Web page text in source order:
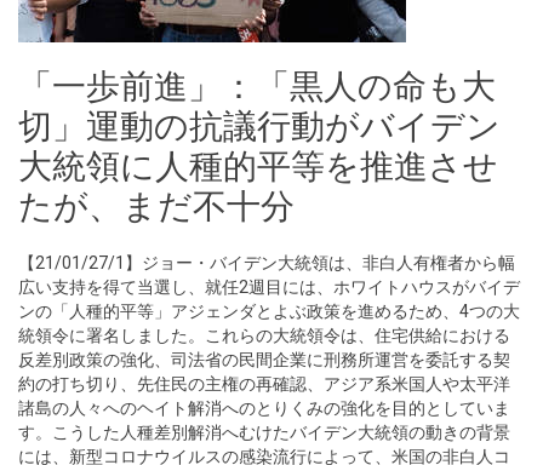
「一歩前進」：「黒人の命も大
切」運動の抗議行動がバイデン
大統領に人種的平等を推進させ
たが、まだ不十分
【21/01/27/1】ジョー・バイデン大統領は、非白人有権者から幅
広い支持を得て当選し、就任2週目には、ホワイトハウスがバイデ
ンの「人種的平等」アジェンダとよぶ政策を進めるため、4つの大
統領令に署名しました。これらの大統領令は、住宅供給における
反差別政策の強化、司法省の民間企業に刑務所運営を委託する契
約の打ち切り、先住民の主権の再確認、アジア系米国人や太平洋
諸島の人々へのヘイト解消へのとりくみの強化を目的としていま
す。こうした人種差別解消へむけたバイデン大統領の動きの背景
には、新型コロナウイルスの感染流行によって、米国の非白人コ